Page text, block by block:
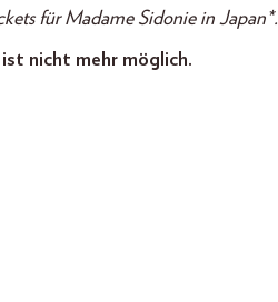
für Madame Sidonie in Japan*.
ist nicht mehr möglich.